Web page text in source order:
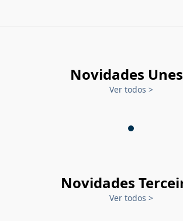
Novidades
Ver todos >
Novidades
Ver todos >